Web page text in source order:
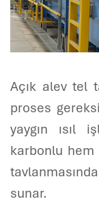
Açık alev tel
proses
yaygın ısıl
karbonlu
sunar.